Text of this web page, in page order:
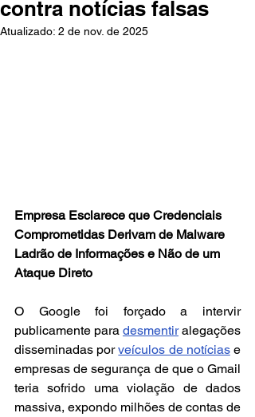
contra notícias falsas
Atualizado: 2 de nov. de 2025
Empresa Esclarece que Credenciais
Comprometidas Derivam de Malware
Ladrão de Informações e Não de um
Ataque Direto
O Google foi forçado a intervir
publicamente para desmentir alegações
disseminadas por veículos de notícias e
empresas de segurança de que o Gmail
teria sofrido uma violação de dados
massiva, expondo milhões de contas de